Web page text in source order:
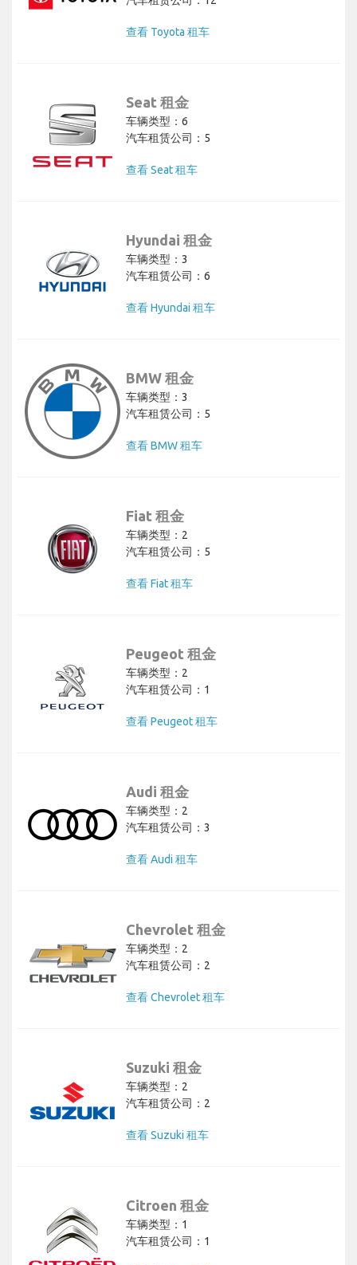
查看 Toyota 租车
Seat 租金
车辆类型：6
汽车租赁公司：5
查看 Seat 租车
Hyundai 租金
车辆类型：3
汽车租赁公司：6
查看 Hyundai 租车
BMW 租金
车辆类型：3
汽车租赁公司：5
查看 BMW 租车
Fiat 租金
车辆类型：2
汽车租赁公司：5
查看 Fiat 租车
Peugeot 租金
车辆类型：2
汽车租赁公司：1
查看 Peugeot 租车
Audi 租金
车辆类型：2
汽车租赁公司：3
查看 Audi 租车
Chevrolet 租金
车辆类型：2
汽车租赁公司：2
查看 Chevrolet 租车
Suzuki 租金
车辆类型：2
汽车租赁公司：2
查看 Suzuki 租车
Citroen 租金
车辆类型：1
汽车租赁公司：1